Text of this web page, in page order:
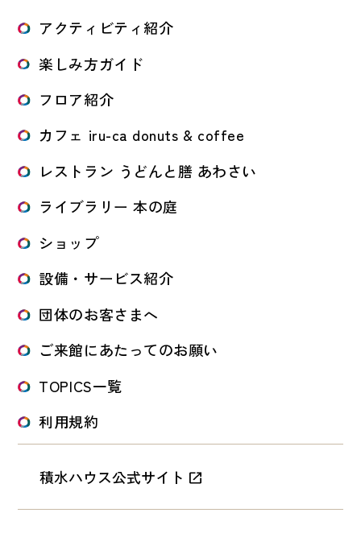
アクティビティ紹介
楽しみ方ガイド
フロア紹介
カフェ iru-ca donuts & coffee
レストラン うどんと膳 あわさい
ライブラリー 本の庭
ショップ
設備・サービス紹介
団体のお客さまへ
ご来館にあたってのお願い
TOPICS一覧
利用規約
積水ハウス公式サイト